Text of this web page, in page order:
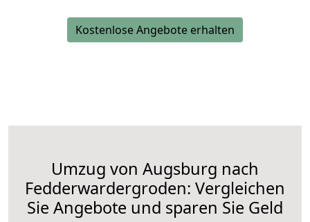
Kostenlose Angebote erhalten
Umzug von Augsburg nach
Fedderwardergroden: Vergleichen
Sie Angebote und sparen Sie Geld